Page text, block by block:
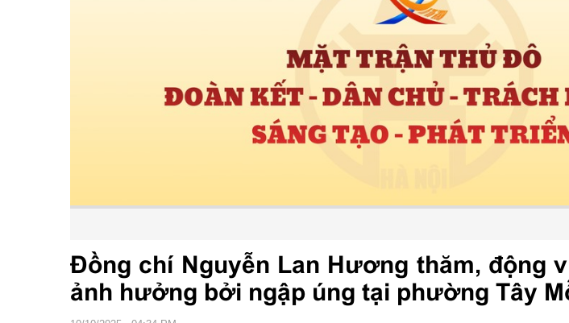
Đồng chí Nguyễn Lan Hương thăm, động
ảnh hưởng bởi ngập úng tại phường Tây